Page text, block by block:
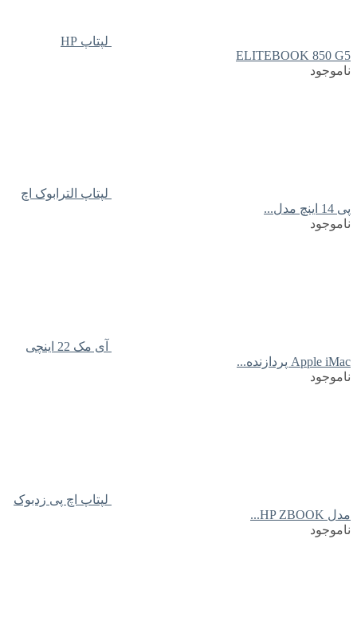
لپتاپ HP
ELITEBOOK 850 G5
ناموجود
لپتاپ الترابوک اچ
پی 14 اینچ مدل...
ناموجود
آی مک 22 اینچی
Apple iMac پردازنده...
ناموجود
لپتاپ اچ پی زدبوک
مدل HP ZBOOK...
ناموجود